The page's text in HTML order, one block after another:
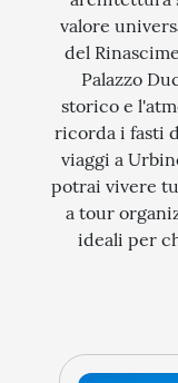
valore
del
Palazzo
storico e
ricorda i fasti
viaggi a
potrai vivere
a tour
ideali per